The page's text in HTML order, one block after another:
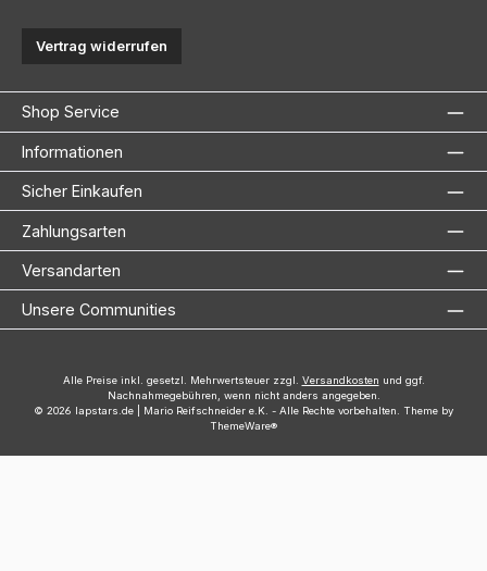
Vertrag widerrufen
Shop Service
Informationen
Sicher Einkaufen
Zahlungsarten
Versandarten
Unsere Communities
Alle Preise inkl. gesetzl. Mehrwertsteuer zzgl. Versandkosten und ggf.
Nachnahmegebühren, wenn nicht anders angegeben.
© 2026 lapstars.de | Mario Reifschneider e.K. - Alle Rechte vorbehalten. Theme by
ThemeWare®